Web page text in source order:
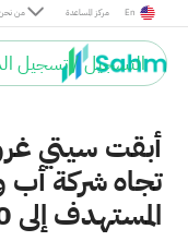
من مركز المساعدة En
التسجيل / تسجيل
أبقت سيتي
تجاه شركة
المستهدف إلى 10 دولارات.